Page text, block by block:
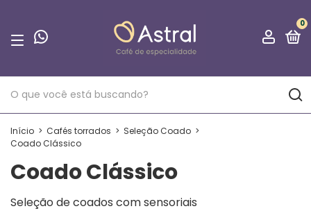
0
Início > Cafés torrados > Seleção Coado >
Coado Clássico
Coado Clássico
Seleção de coados com sensoriais